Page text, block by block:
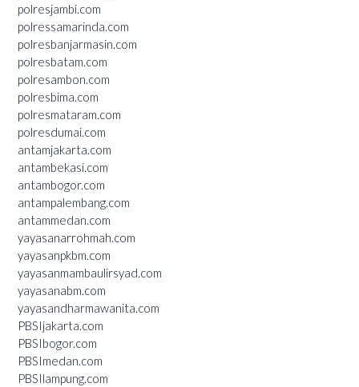
polresjambi.com
polressamarinda.com
polresbanjarmasin.com
polresbatam.com
polresambon.com
polresbima.com
polresmataram.com
polresdumai.com
antamjakarta.com
antambekasi.com
antambogor.com
antampalembang.com
antammedan.com
yayasanarrohmah.com
yayasanpkbm.com
yayasanmambaulirsyad.com
yayasanabm.com
yayasandharmawanita.com
PBSIjakarta.com
PBSIbogor.com
PBSImedan.com
PBSIlampung.com